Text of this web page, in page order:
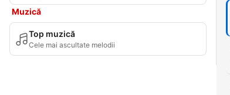
Muzică
Top muzică
Cele mai ascultate melodii